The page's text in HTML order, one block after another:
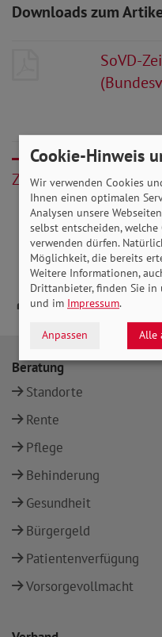
Downloads zum
SoVD-
Zurück
Beratung
Standorte
Rente
Pflege
Behinderung
Gesundheit
Bürgergeld
Patientenverfügung
Vorsorgevollmacht
Cookie-Hinweis
Wir verwenden Cookies
Ihnen einen optimalen
Analysen unsere
selbst entscheiden,
verwenden dürfen.
Möglichkeit, die bereits
Weitere Informationen,
Drittanbieter, finden Sie in
und im Impressum.
Anpassen Alle